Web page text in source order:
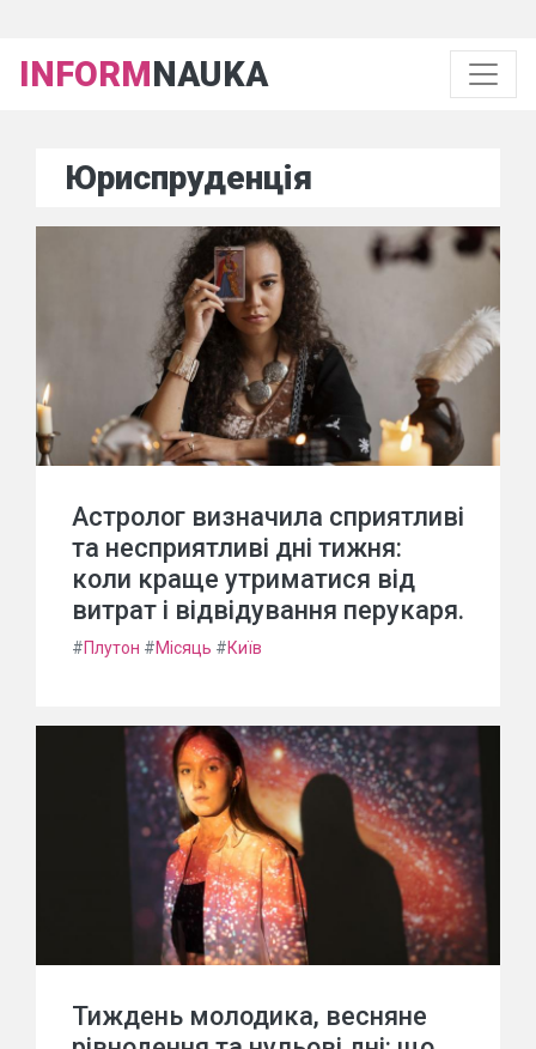
INFORMNAUKA
Юриспруденція
Астролог визначила сприятливі
та несприятливі дні тижня:
коли краще утриматися від
витрат і відвідування перукаря.
#Плутон #Місяць #Київ
Тиждень молодика, весняне